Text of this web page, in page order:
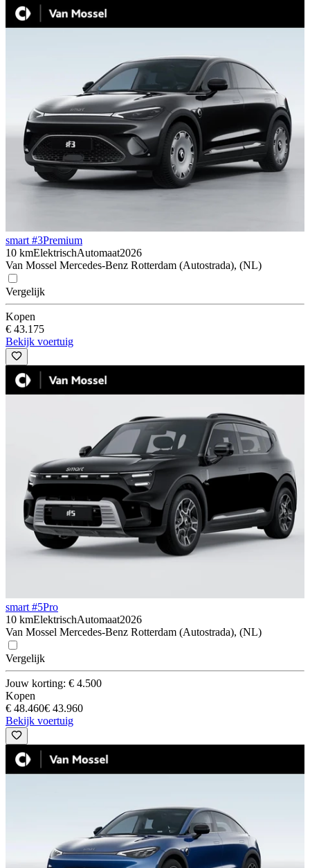
smart #3Premium
10 kmElektrischAutomaat2026
Van Mossel Mercedes-Benz Rotterdam (Autostrada), (NL)
Vergelijk
Kopen
€ 43.175
Bekijk voertuig
smart #5Pro
10 kmElektrischAutomaat2026
Van Mossel Mercedes-Benz Rotterdam (Autostrada), (NL)
Vergelijk
Jouw korting: € 4.500
Kopen
€ 48.460€ 43.960
Bekijk voertuig